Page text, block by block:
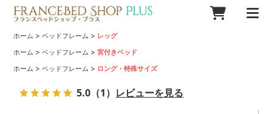
ホーム >ベッドフレーム > レッグ
ホーム >ベッドフレーム >宮付きベッド
ホーム >ベッドフレーム > ロング・特殊サイズ
5.0 （1） レビューを見る